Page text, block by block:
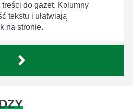
do gazet. Kolumny
tekstu i ułatwiają
na stronie.